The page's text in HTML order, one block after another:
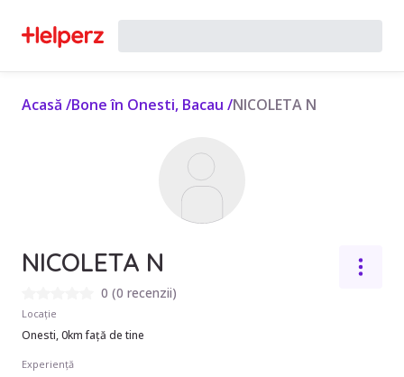
Acasă /Bone în Onesti, Bacau /NICOLETA N
NICOLETA N
0 (0 recenzii)
Locație
Onesti, 0km față de tine
Experiență